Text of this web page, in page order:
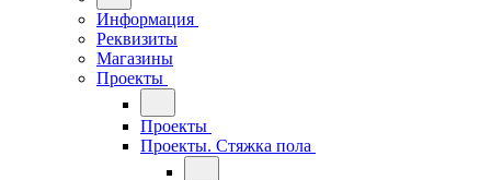
Информация
Реквизиты
Магазины
Проекты
Проекты
Проекты. Стяжка пола